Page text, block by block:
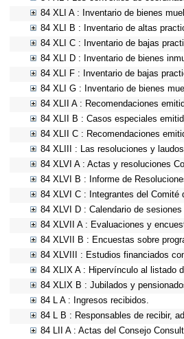
84 XLI A : Inventario de bienes
84 XLI B : Inventario de altas
84 XLI C : Inventario de bajas
84 XLI D : Inventario de bienes
84 XLI F : Inventario de bajas
84 XLI G : Inventario de bienes
84 XLII A : Recomendaciones
84 XLII B : Casos especiales
84 XLII C : Recomendaciones
84 XLIII : Las resoluciones y
84 XLVI A : Actas y resoluciones
84 XLVI B : Informe de
84 XLVI C : Integrantes del Comité
84 XLVI D : Calendario de
84 XLVII A : Evaluaciones y
84 XLVII B : Encuestas sobre
84 XLVIII : Estudios financiados
84 XLIX A : Hipervínculo al listado
84 XLIX B : Jubilados y
84 L A : Ingresos recibidos.
84 L B : Responsables de recibir,
84 LII A : Actas del Consejo